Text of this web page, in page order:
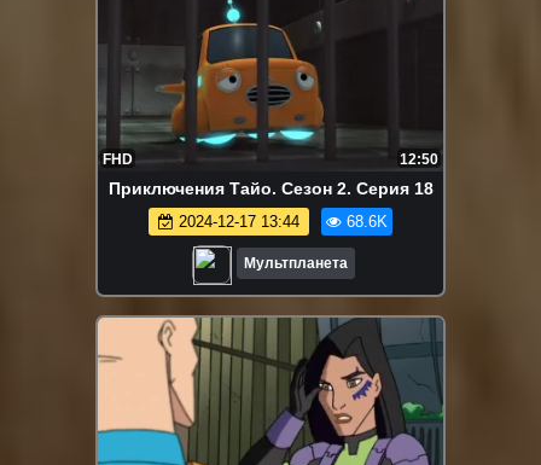
FHD 12:50
Приключения Тайо. Сезон 2. Серия 18
2024-12-17 13:44 68.6K
Мультпланета